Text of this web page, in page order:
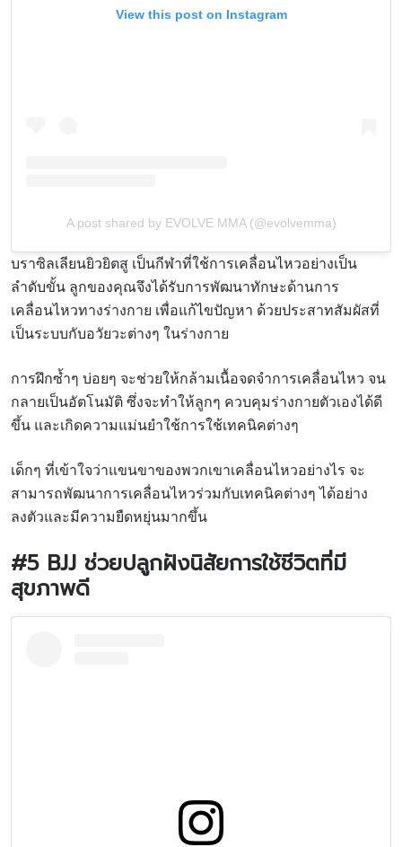
View this post on Instagram
A post shared by EVOLVE MMA (@evolvemma)
บราซิลเลียนยิวยิตสู เป็นกีฬาที่ใช้การเคลื่อนไหวอย่างเป็น
ลำดับขั้น ลูกของคุณจึงได้รับการพัฒนาทักษะด้านการ
เคลื่อนไหวทางร่างกาย เพื่อแก้ไขปัญหา ด้วยประสาทสัมผัสที่
เป็นระบบกับอวัยวะต่างๆ ในร่างกาย
การฝึกซ้ำๆ บ่อยๆ จะช่วยให้กล้ามเนื้อจดจำการเคลื่อนไหว จน
กลายเป็นอัตโนมัติ ซึ่งจะทำให้ลูกๆ ควบคุมร่างกายตัวเองได้ดี
ขึ้น และเกิดความแม่นยำใช้การใช้เทคนิคต่างๆ
เด็กๆ ที่เข้าใจว่าแขนขาของพวกเขาเคลื่อนไหวอย่างไร จะ
สามารถพัฒนาการเคลื่อนไหวร่วมกับเทคนิคต่างๆ ได้อย่าง
ลงตัวและมีความยืดหยุ่นมากขึ้น
#5 BJJ ช่วยปลูกฝังนิสัยการใช้ชีวิตที่มี
สุขภาพดี